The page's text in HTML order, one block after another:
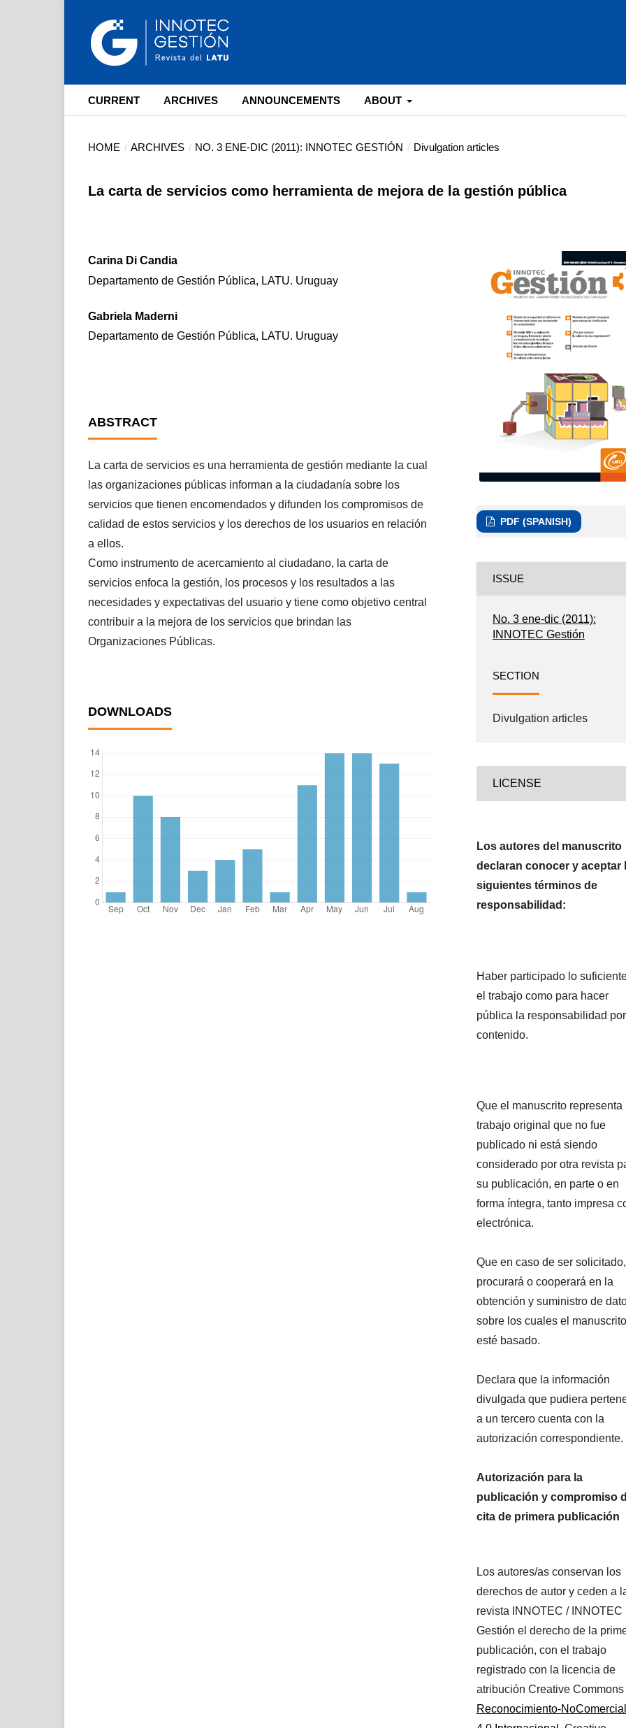
CURRENT ARCHIVES ANNOUNCEMENTS ABOUT
HOME / ARCHIVES / NO. 3 ENE-DIC (2011): INNOTEC GESTIÓN / Divulgation articles
La carta de servicios como herramienta de mejora de la gestión pública
Carina Di Candia
Departamento de Gestión Pública, LATU. Uruguay
Gabriela Maderni
Departamento de Gestión Pública, LATU. Uruguay
ABSTRACT
La carta de servicios es una herramienta de gestión mediante la cual
las organizaciones públicas informan a la ciudadanía sobre los
servicios que tienen encomendados y difunden los compromisos de
calidad de estos servicios y los derechos de los usuarios en relación
a ellos.
Como instrumento de acercamiento al ciudadano, la carta de
servicios enfoca la gestión, los procesos y los resultados a las
necesidades y expectativas del usuario y tiene como objetivo central
contribuir a la mejora de los servicios que brindan las
Organizaciones Públicas.
DOWNLOADS
PDF (SPANISH)
ISSUE
No. 3 ene-dic (2011):
INNOTEC Gestión
SECTION
Divulgation articles
LICENSE
Los autores del manuscrito
declaran conocer y aceptar
siguientes términos de
responsabilidad:
Haber participado lo
el trabajo como para hacer
pública la responsabilidad
contenido.
Que el manuscrito representa
trabajo original que no fue
publicado ni está siendo
considerado por otra revista
su publicación, en parte o en
forma íntegra, tanto impresa
electrónica.
Que en caso de ser solicitado,
procurará o cooperará en la
obtención y suministro de
sobre los cuales el manuscrito
esté basado.
Declara que la información
divulgada que pudiera
a un tercero cuenta con la
autorización correspondiente.
Autorización para la
publicación y compromiso
cita de primera publicación
Los autores/as conservan los
derechos de autor y ceden a
revista INNOTEC / INNOTEC
Gestión el derecho de la
publicación, con el trabajo
registrado con la licencia de
atribución Creative Commons
Reconocimiento-NoComercial